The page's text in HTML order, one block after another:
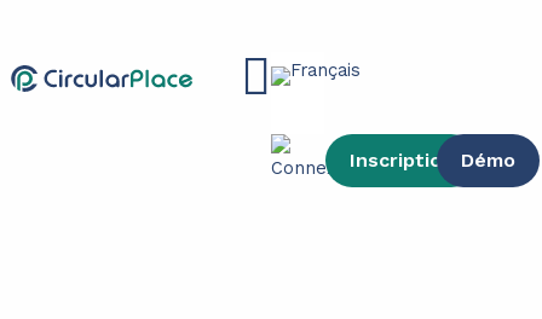
contenu
Main
Inscription Démo